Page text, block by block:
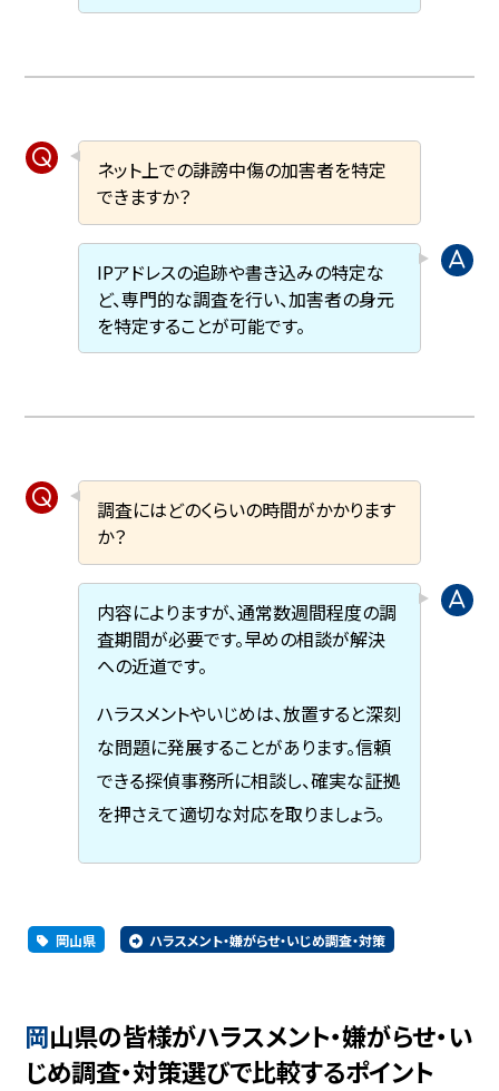
ネット上での誹謗中傷の加害者を特定
できますか？
IPアドレスの追跡や書き込みの特定な
ど、専門的な調査を行い、加害者の身元
を特定することが可能です。
調査にはどのくらいの時間がかかります
か？
内容によりますが、通常数週間程度の調
査期間が必要です。早めの相談が解決
への近道です。
ハラスメントやいじめは、放置すると深刻
な問題に発展することがあります。信頼
できる探偵事務所に相談し、確実な証拠
を押さえて適切な対応を取りましょう。
岡山県 ハラスメント・嫌がらせ・いじめ調査・対策
岡山県の皆様がハラスメント・嫌がらせ・い
じめ調査・対策選びで比較するポイント